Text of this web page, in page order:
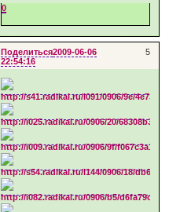
0
Поделиться 5
2009-06-06
22:54:16